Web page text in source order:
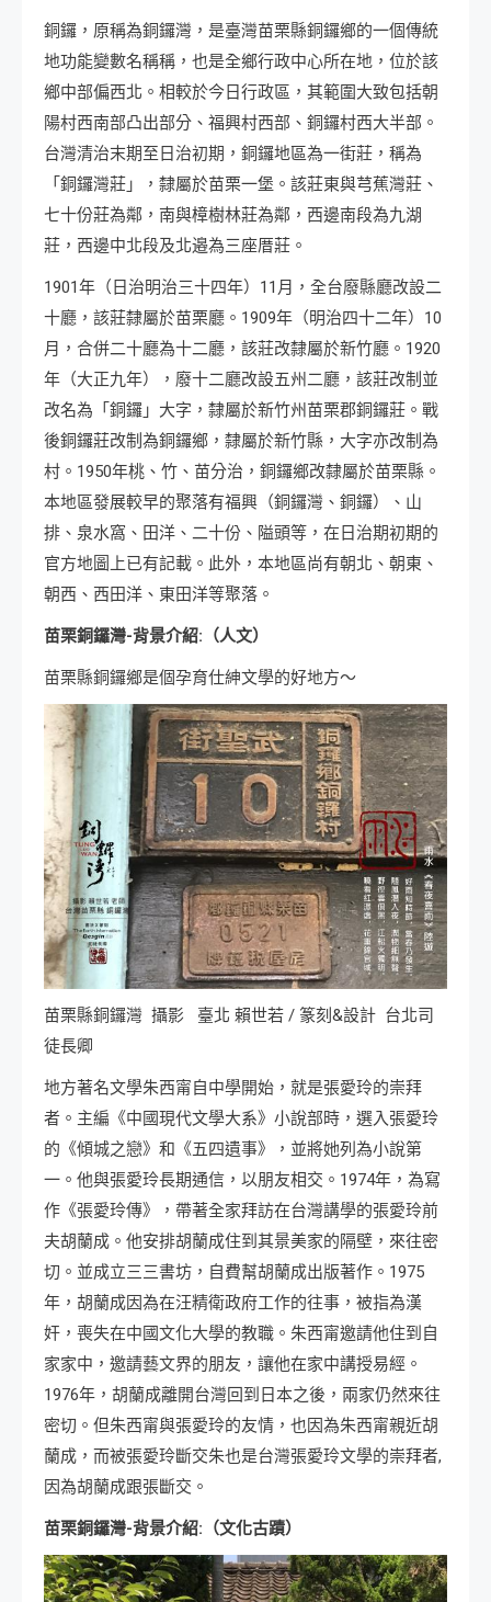
銅鑼，原稱為銅鑼灣，是臺灣苗栗縣銅鑼鄉的一個傳統
地功能變數名稱稱，也是全鄉行政中心所在地，位於該
鄉中部偏西北。相較於今日行政區，其範圍大致包括朝
陽村西南部凸出部分、福興村西部、銅鑼村西大半部。
台灣清治末期至日治初期，銅鑼地區為一街莊，稱為
「銅鑼灣莊」，隸屬於苗栗一堡。該莊東與芎蕉灣莊、
七十份莊為鄰，南與樟樹林莊為鄰，西邊南段為九湖
莊，西邊中北段及北邉為三座厝莊。
1901年（日治明治三十四年）11月，全台廢縣廳改設二
十廳，該莊隸屬於苗栗廳。1909年（明治四十二年）10
月，合併二十廳為十二廳，該莊改隸屬於新竹廳。1920
年（大正九年），廢十二廳改設五州二廳，該莊改制並
改名為「銅鑼」大字，隸屬於新竹州苗栗郡銅鑼莊。戰
後銅鑼莊改制為銅鑼鄉，隸屬於新竹縣，大字亦改制為
村。1950年桃、竹、苗分治，銅鑼鄉改隸屬於苗栗縣。
本地區發展較早的聚落有福興（銅鑼灣、銅鑼）、山
排、泉水窩、田洋、二十份、隘頭等，在日治期初期的
官方地圖上已有記載。此外，本地區尚有朝北、朝東、
朝西、西田洋、東田洋等聚落。
苗栗銅鑼灣-背景介紹:（人文）
苗栗縣銅鑼鄉是個孕育仕紳文學的好地方～
苗栗縣銅鑼灣 攝影 臺北 賴世若 / 篆刻&設計 台北司
徒長卿
地方著名文學朱西甯自中學開始，就是張愛玲的崇拜
者。主編《中國現代文學大系》小說部時，選入張愛玲
的《傾城之戀》和《五四遺事》，並將她列為小說第
一。他與張愛玲長期通信，以朋友相交。1974年，為寫
作《張愛玲傳》，帶著全家拜訪在台灣講學的張愛玲前
夫胡蘭成。他安排胡蘭成住到其景美家的隔壁，來往密
切。並成立三三書坊，自費幫胡蘭成出版著作。1975
年，胡蘭成因為在汪精衛政府工作的往事，被指為漢
奸，喪失在中國文化大學的教職。朱西甯邀請他住到自
家家中，邀請藝文界的朋友，讓他在家中講授易經。
1976年，胡蘭成離開台灣回到日本之後，兩家仍然來往
密切。但朱西甯與張愛玲的友情，也因為朱西甯親近胡
蘭成，而被張愛玲斷交朱也是台灣張愛玲文學的崇拜者,
因為胡蘭成跟張斷交。
苗栗銅鑼灣-背景介紹:（文化古蹟）